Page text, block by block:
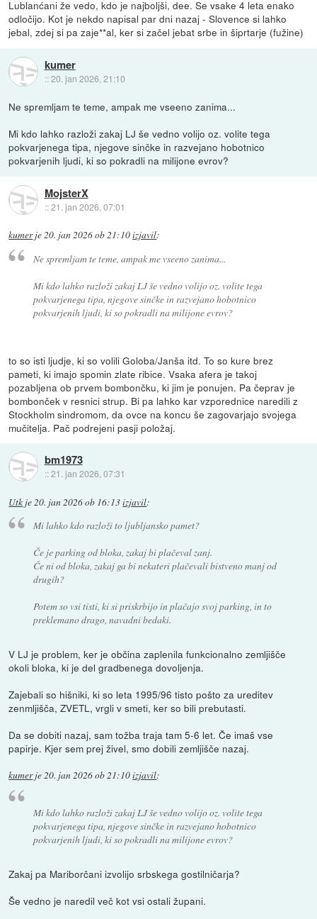
Lublanćani že vedo, kdo je najboljši, dee. Se vsake 4 leta enako
odločijo. Kot je nekdo napisal par dni nazaj - Slovence si lahko
jebal, zdej si pa zaje**al, ker si začel jebat srbe in šiprtarje (fužine)
kumer
::20. jan 2026, 21:10
Ne spremljam te teme, ampak me vseeno zanima...
Mi kdo lahko razloži zakaj LJ še vedno volijo oz. volite tega
pokvarjenega tipa, njegove sinčke in razvejano hobotnico
pokvarjenih ljudi, ki so pokradli na milijone evrov?
MojsterX
::21. jan 2026, 07:01
kumerje20. jan 2026 ob 21:10izjavil:
Ne spremljam te teme, ampak me vseeno zanima...
Mi kdo lahko razloži zakaj LJ še vedno volijo oz. volite tega
pokvarjenega tipa, njegove sinčke in razvejano hobotnico
pokvarjenih ljudi, ki so pokradli na milijone evrov?
to so isti ljudje, ki so volili Goloba/Janša itd. To so kure brez
pameti, ki imajo spomin zlate ribice. Vsaka afera je takoj
pozabljena ob prvem bombončku, ki jim je ponujen. Pa čeprav je
bombonček v resnici strup. Bi pa lahko kar vzporednice naredili z
Stockholm sindromom, da ovce na koncu še zagovarjajo svojega
mučitelja. Pač podrejeni pasji položaj.
bm1973
::21. jan 2026, 07:31
Utk je20. jan 2026 ob 16:13izjavil:
Mi lahko kdo razloži to ljubljansko pamet?
Če je parking od bloka, zakaj bi plačeval zanj.
Če ni od bloka, zakaj ga bi nekateri plačevali bistveno manj od
drugih?
Potem so vsi tisti, ki si priskrbijo in plačajo svoj parking, in to
preklemano drago, navadni bedaki.
V LJ je problem, ker je občina zaplenila funkcionalno zemljišče
okoli bloka, ki je del gradbenega dovoljenja.
Zajebali so hišniki, ki so leta 1995/96 tisto pošto za ureditev
zenmljišča, ZVETL, vrgli v smeti, ker so bili prebutasti.
Da se dobiti nazaj, sam tožba traja tam 5-6 let. Če imaš vse
papirje. Kjer sem prej živel, smo dobili zemljišče nazaj.
kumerje20. jan 2026 ob 21:10izjavil:
Mi kdo lahko razloži zakaj LJ še vedno volijo oz. volite tega
pokvarjenega tipa, njegove sinčke in razvejano hobotnico
pokvarjenih ljudi, ki so pokradli na milijone evrov?
Zakaj pa Mariborčani izvolijo srbskega gostilničarja?
Še vedno je naredil več kot vsi ostali župani.